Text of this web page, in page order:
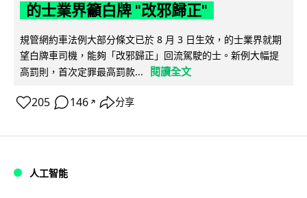
的士業界籲白牌 "改邪歸正"
規管網約車法例大部分條文已於 8 月 3 日生效，的士業界就期
望白牌車司機，能夠「改邪歸正」回流駕駛的士。新例大幅提
高罰則，首次定罪最高罰款...
閱讀全文
205 146 ↗ 分享
人工智能